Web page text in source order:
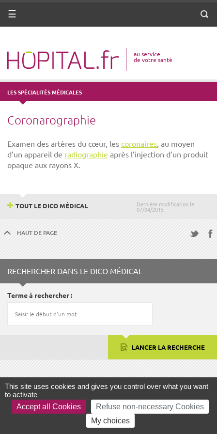
ANNUAIRE
VOTRE SANTÉ
DROITS & DÉMARCHES
MISSIONS
MÉTIERS
Menu
au service
de votre santé
LES SPÉCIALITÉS MÉDICALES
Coronarographie
Examen des artères du cœur, les coronaires, au moyen
d’un appareil de radiographie après l’injection d’un produit
opaque aux rayons X.
Dernière modification le
07/04/2015
TOUT LE DICO MÉDICAL
HAUT DE PAGE
RECHERCHER DANS LE DICO MÉDICAL
Terme à rechercher
LANCER LA RECHERCHE
FOCUS
This site uses cookies and gives you control over what you want
to activate
Accept all Cookies
Refuse non-necessary Cookies
My choices